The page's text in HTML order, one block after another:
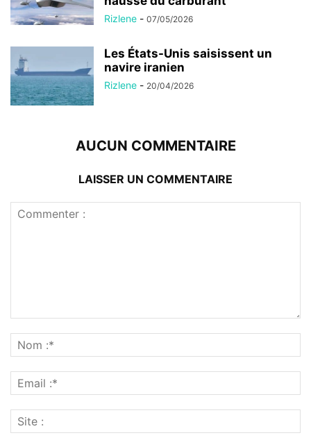
Rizlene - 07/05/2026
Les États-Unis saisissent un
navire iranien
Rizlene - 20/04/2026
AUCUN COMMENTAIRE
LAISSER UN COMMENTAIRE